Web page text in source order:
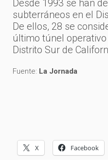
Desde 1993 se han
subterráneos en el
De ellos, 28 se
último túnel
Distrito Sur de
Fuente: La Jornada
X Facebook